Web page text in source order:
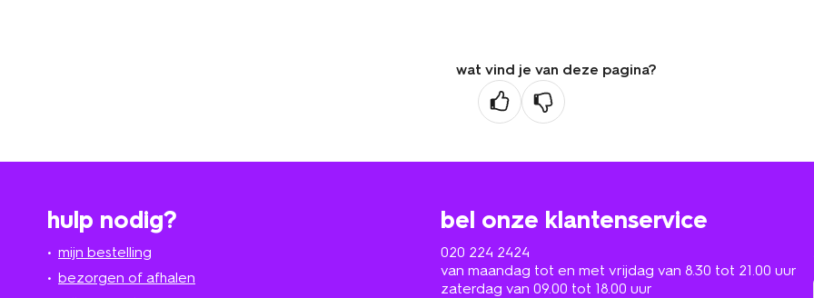
wat vind je van deze pagina?
hulp nodig?
mijn bestelling
bezorgen of afhalen
bel onze klantenservice
020 224 2424
van maandag tot en met vrijdag van 8.30 tot 21.00 uur
zaterdag van 09.00 tot 18.00 uur